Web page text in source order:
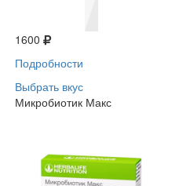
1600
Подробности
Выбрать вкус
Микробиотик Макс